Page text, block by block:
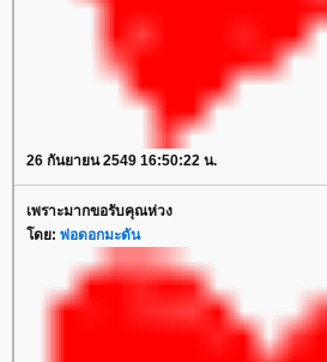
26 กันยายน 2549 16:50:22 น.
เพราะมากขอรับคุณห่วง
โดย: พ่อดอกมะดัน